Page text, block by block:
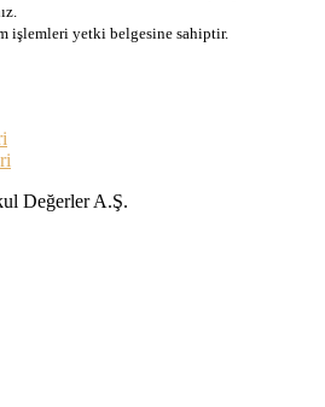
işlemleri yetki belgesine sahiptir.
Değerler A.Ş.